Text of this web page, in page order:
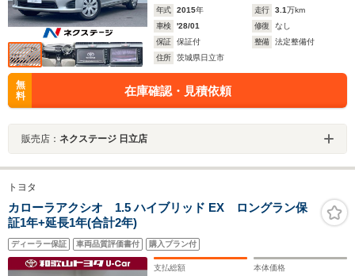
年式 2015年 走行 3.1万km
車検
'28/01 修復
なし
保証
保証付 整備
法定整備付
住所
茨城県日立市
無
料
在庫確認・見積依頼
販売店： ネクステージ 日立店
トヨタ
カローラアクシオ 1.5 ハイブリッド EX ロングラン保
証1年+延長1年(合計2年)
ディーラー保証 車両品質評価書付 購入プラン付
支払総額 本体価格